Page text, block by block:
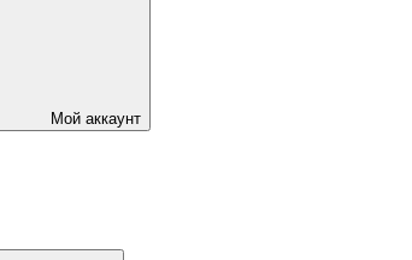
Мой аккаунт